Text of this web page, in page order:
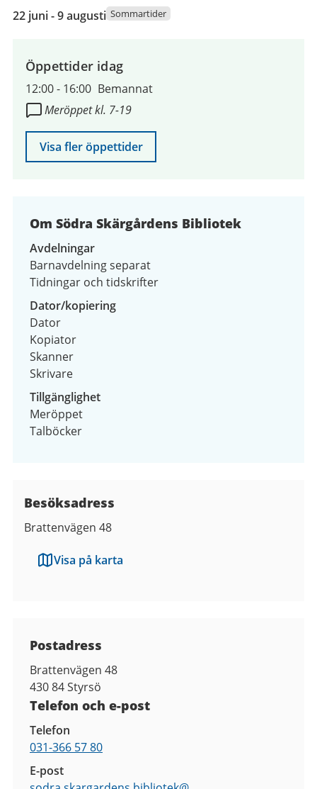
22
juni
augusti
2026
22 juni - 9 augusti Sommartider
Öppettider idag
12:00- 16:00 Bemannat
Meröppet kl. 7-19
Visa fler öppettider
Om Södra Skärgårdens Bibliotek
Avdelningar
Barnavdelning separat
Tidningar och tidskrifter
Dator/kopiering
Dator
Kopiator
Skanner
Skrivare
Tillgänglighet
Meröppet
Talböcker
Besöksadress
Brattenvägen 48
Visa på karta
Postadress
Brattenvägen 48
430 84Styrsö
Telefon och e-post
Telefon
031-366 57 80
E-post